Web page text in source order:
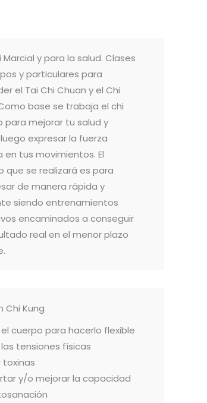
Marcial y para la salud. Clases
y particulares para
el Tai Chi Chuan y el Chi
base se trabaja el chi
para mejorar tu salud y
expresar la fuerza
en tus movimientos. El
que se realizará es para
de manera rápida y
siendo entrenamientos
encaminados a conseguir
real en el menor plazo
Chi Kung
cuerpo para hacerlo flexible
tensiones físicas
toxinas
y/o mejorar la capacidad